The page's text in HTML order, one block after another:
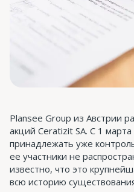
Plansee Group из Австрии
акций Ceratizit SA. С 1
принадлежать уже
ее участники не
известно, что это
всю историю